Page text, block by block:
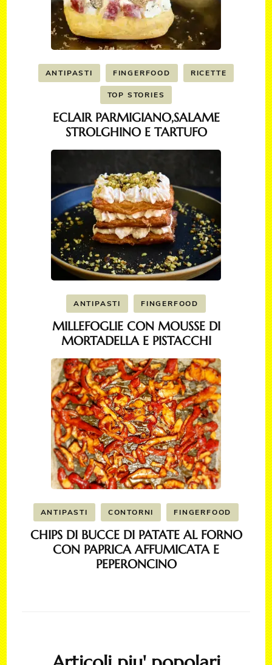
ANTIPASTI FINGERFOOD RICETTE
TOP STORIES
ECLAIR PARMIGIANO,SALAME
STROLGHINO E TARTUFO
ANTIPASTI FINGERFOOD
MILLEFOGLIE CON MOUSSE DI
MORTADELLA E PISTACCHI
ANTIPASTI CONTORNI FINGERFOOD
CHIPS DI BUCCE DI PATATE AL FORNO
CON PAPRICA AFFUMICATA E
PEPERONCINO